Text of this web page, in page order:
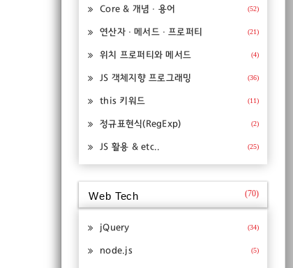
Core & 개념ㆍ용어 (52)
연산자ㆍ메서드ㆍ프로퍼티 (21)
위치 프로퍼티와 메서드 (4)
JS 객체지향 프로그래밍 (36)
this 키워드 (11)
정규표현식(RegExp) (2)
JS 활용 & etc.. (25)
Web Tech (70)
jQuery (34)
node.js (5)